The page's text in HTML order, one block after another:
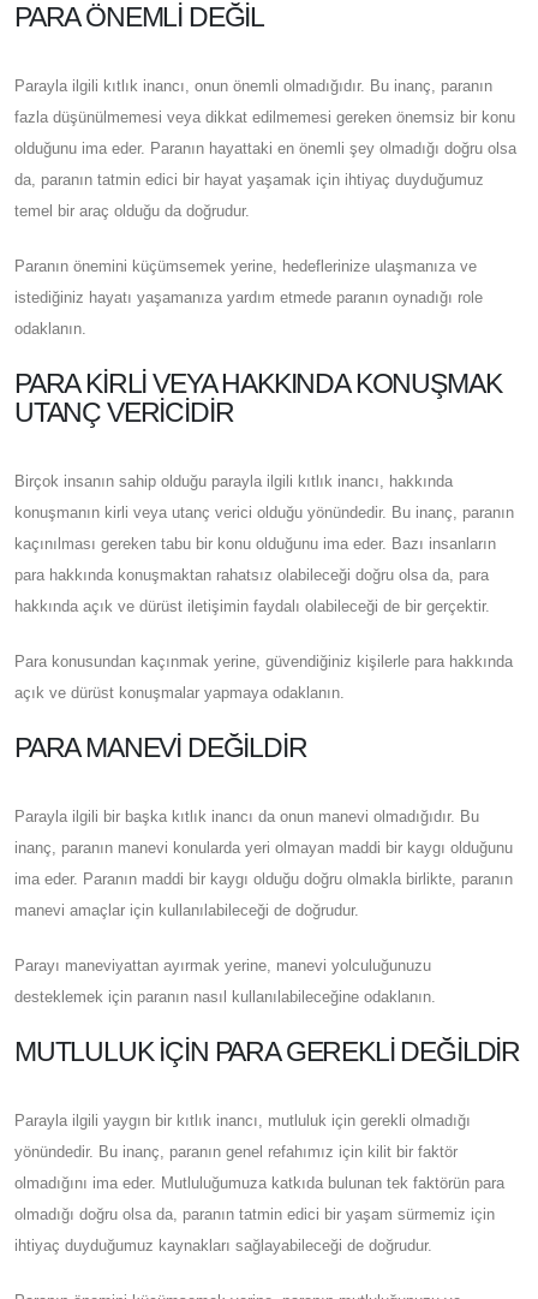
PARA ÖNEMLI DEĞIL
Parayla ilgili kıtlık inancı, onun önemli olmadığıdır. Bu inanç, paranın
fazla düşünülmemesi veya dikkat edilmemesi gereken önemsiz bir konu
olduğunu ima eder. Paranın hayattaki en önemli şey olmadığı doğru olsa
da, paranın tatmin edici bir hayat yaşamak için ihtiyaç duyduğumuz
temel bir araç olduğu da doğrudur.
Paranın önemini küçümsemek yerine, hedeflerinize ulaşmanıza ve
istediğiniz hayatı yaşamanıza yardım etmede paranın oynadığı role
odaklanın.
PARA KIRLI VEYA HAKKINDA KONUŞMAK
UTANÇ VERICIDIR
Birçok insanın sahip olduğu parayla ilgili kıtlık inancı, hakkında
konuşmanın kirli veya utanç verici olduğu yönündedir. Bu inanç, paranın
kaçınılması gereken tabu bir konu olduğunu ima eder. Bazı insanların
para hakkında konuşmaktan rahatsız olabileceği doğru olsa da, para
hakkında açık ve dürüst iletişimin faydalı olabileceği de bir gerçektir.
Para konusundan kaçınmak yerine, güvendiğiniz kişilerle para hakkında
açık ve dürüst konuşmalar yapmaya odaklanın.
PARA MANEVI DEĞILDIR
Parayla ilgili bir başka kıtlık inancı da onun manevi olmadığıdır. Bu
inanç, paranın manevi konularda yeri olmayan maddi bir kaygı olduğunu
ima eder. Paranın maddi bir kaygı olduğu doğru olmakla birlikte, paranın
manevi amaçlar için kullanılabileceği de doğrudur.
Parayı maneviyattan ayırmak yerine, manevi yolculuğunuzu
desteklemek için paranın nasıl kullanılabileceğine odaklanın.
MUTLULUK IÇIN PARA GEREKLI DEĞILDIR
Parayla ilgili yaygın bir kıtlık inancı, mutluluk için gerekli olmadığı
yönündedir. Bu inanç, paranın genel refahımız için kilit bir faktör
olmadığını ima eder. Mutluluğumuza katkıda bulunan tek faktörün para
olmadığı doğru olsa da, paranın tatmin edici bir yaşam sürmemiz için
ihtiyaç duyduğumuz kaynakları sağlayabileceği de doğrudur.